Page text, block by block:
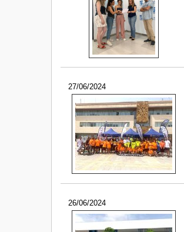
27/06/2024
26/06/2024